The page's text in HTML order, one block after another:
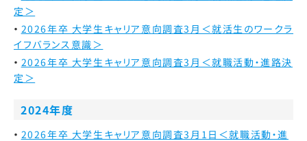
定＞
2026年卒 大学生キャリア意向調査3月＜就活生のワークラ
イフバランス意識＞
2026年卒 大学生キャリア意向調査3月＜就職活動・進路決
定＞
2024年度
2026年卒 大学生キャリア意向調査3月1日＜就職活動・進